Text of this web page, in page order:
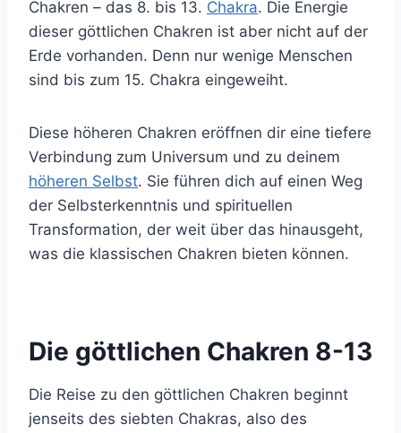
Chakren – das 8. bis 13. Chakra. Die Energie
dieser göttlichen Chakren ist aber nicht auf der
Erde vorhanden. Denn nur wenige Menschen
sind bis zum 15. Chakra eingeweiht.
Diese höheren Chakren eröffnen dir eine tiefere
Verbindung zum Universum und zu deinem
höheren Selbst. Sie führen dich auf einen Weg
der Selbsterkenntnis und spirituellen
Transformation, der weit über das hinausgeht,
was die klassischen Chakren bieten können.
Die göttlichen Chakren 8-13
Die Reise zu den göttlichen Chakren beginnt
jenseits des siebten Chakras, also des